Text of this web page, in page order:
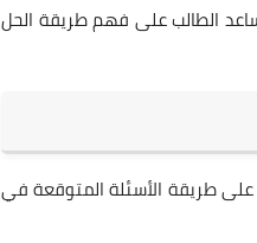
الطالب على فهم طريقة الحل
على طريقة الأسئلة المتوقعة في